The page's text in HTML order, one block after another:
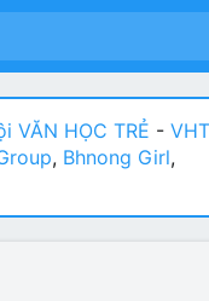
VĂN HỌC TRẺ -
, Bhnong Girl,